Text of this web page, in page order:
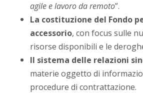
agile e lavoro da remoto”.
La costituzione del Fondo
accessorio, con focus sulle
risorse disponibili e le
Il sistema delle relazioni
materie oggetto di
procedure di contrattazione.